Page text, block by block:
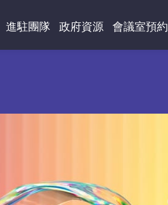
進駐團隊 政府資源 會議室預約